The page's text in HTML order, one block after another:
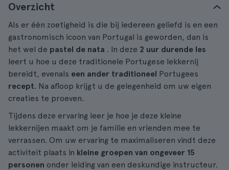
Overzicht
Als er één zoetigheid is die bij iedereen geliefd is en een
gastronomisch icoon van Portugal is geworden, dan is
het wel de pastel de nata . In deze 2 uur durende les
leert u hoe u deze traditionele Portugese lekkernij
bereidt, evenals een ander traditioneel Portugees
recept. Na afloop krijgt u de gelegenheid om uw eigen
creaties te proeven.
Tijdens deze ervaring leer je hoe je deze kleine
lekkernijen maakt om je familie en vrienden mee te
verrassen. Om uw ervaring te maximaliseren vindt deze
activiteit plaats in kleine groepen van ongeveer 15
personen onder leiding van een deskundige instructeur.